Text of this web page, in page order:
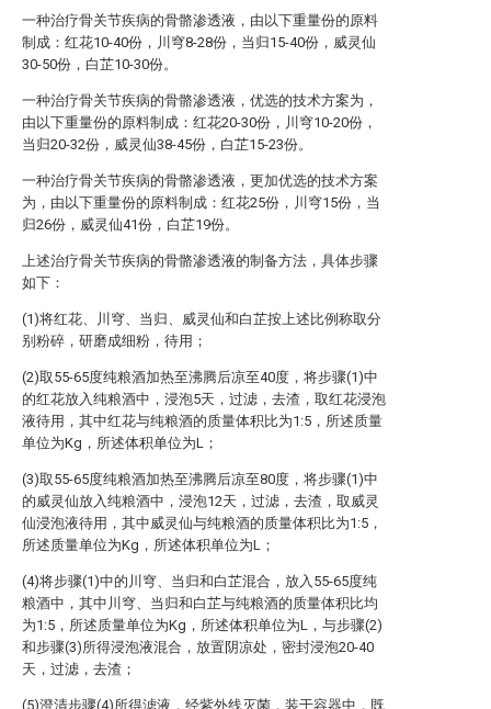
一种治疗骨关节疾病的骨骼渗透液，由以下重量份的原料
制成：红花10-40份，川穹8-28份，当归15-40份，威灵仙
30-50份，白芷10-30份。
一种治疗骨关节疾病的骨骼渗透液，优选的技术方案为，
由以下重量份的原料制成：红花20-30份，川穹10-20份，
当归20-32份，威灵仙38-45份，白芷15-23份。
一种治疗骨关节疾病的骨骼渗透液，更加优选的技术方案
为，由以下重量份的原料制成：红花25份，川穹15份，当
归26份，威灵仙41份，白芷19份。
上述治疗骨关节疾病的骨骼渗透液的制备方法，具体步骤
如下：
(1)将红花、川穹、当归、威灵仙和白芷按上述比例称取分
别粉碎，研磨成细粉，待用；
(2)取55-65度纯粮酒加热至沸腾后凉至40度，将步骤(1)中
的红花放入纯粮酒中，浸泡5天，过滤，去渣，取红花浸泡
液待用，其中红花与纯粮酒的质量体积比为1:5，所述质量
单位为Kg，所述体积单位为L；
(3)取55-65度纯粮酒加热至沸腾后凉至80度，将步骤(1)中
的威灵仙放入纯粮酒中，浸泡12天，过滤，去渣，取威灵
仙浸泡液待用，其中威灵仙与纯粮酒的质量体积比为1:5，
所述质量单位为Kg，所述体积单位为L；
(4)将步骤(1)中的川穹、当归和白芷混合，放入55-65度纯
粮酒中，其中川穹、当归和白芷与纯粮酒的质量体积比均
为1:5，所述质量单位为Kg，所述体积单位为L，与步骤(2)
和步骤(3)所得浸泡液混合，放置阴凉处，密封浸泡20-40
天，过滤，去渣；
(5)澄清步骤(4)所得滤液，经紫外线灭菌，装于容器中，既